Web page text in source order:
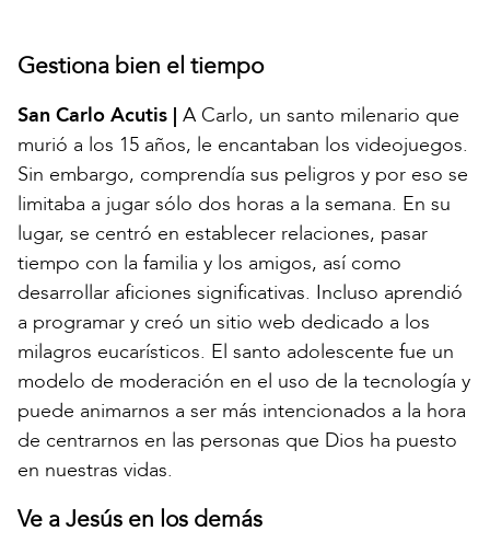
Gestiona bien el tiempo
San Carlo Acutis | A Carlo, un santo milenario que
murió a los 15 años, le encantaban los videojuegos.
Sin embargo, comprendía sus peligros y por eso se
limitaba a jugar sólo dos horas a la semana. En su
lugar, se centró en establecer relaciones, pasar
tiempo con la familia y los amigos, así como
desarrollar aficiones significativas. Incluso aprendió
a programar y creó un sitio web dedicado a los
milagros eucarísticos. El santo adolescente fue un
modelo de moderación en el uso de la tecnología y
puede animarnos a ser más intencionados a la hora
de centrarnos en las personas que Dios ha puesto
en nuestras vidas.
Ve a Jesús en los demás